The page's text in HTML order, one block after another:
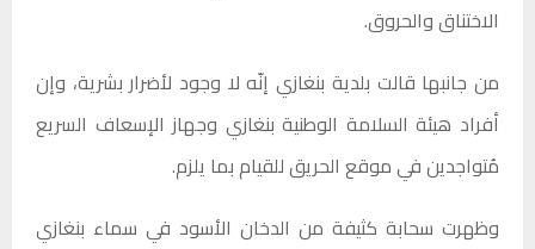
الاختناق والحروق.
من جانبها قالت بلدية بنغازي إنّه لا وجود لأضرار بشرية، وإن
أفراد هيئة السلامة الوطنية بنغازي وجهاز الإسعاف السريع
مُتواجدين في موقع الحريق للقيام بما يلزم.
وظهرت سحابة كثيفة من الدخان الأسود في سماء بنغازي